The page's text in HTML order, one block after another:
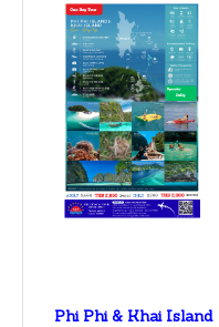
Phi Phi & Khai Island